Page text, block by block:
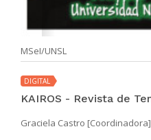
MSeI/UNSL
DIGITAL
Graciela Castro [Coordinadora]